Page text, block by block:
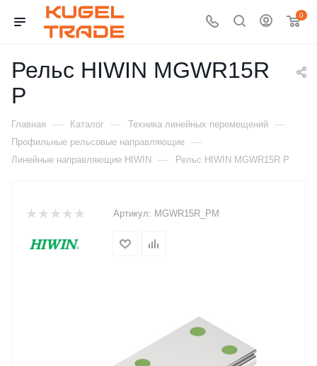
0
Рельс HIWIN MGWR15R
P
Главная — Каталог — Техника линейных перемещений —
Профильные рельсовые направляющие —
Линейные направляющие HIWIN — Рельс HIWIN MGWR15R P
Артикул: MGWR15R_PM